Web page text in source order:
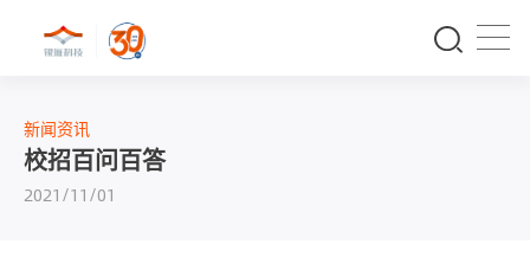
新闻资讯
校招百问百答
2021/11/01